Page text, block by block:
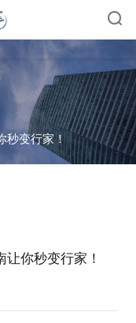
秒变行家！
你秒变行家！